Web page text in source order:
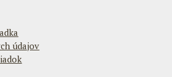
údajov